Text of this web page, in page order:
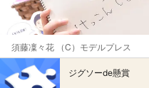
須藤凜々花 （C）モデルプレス
ジグソーde懸賞